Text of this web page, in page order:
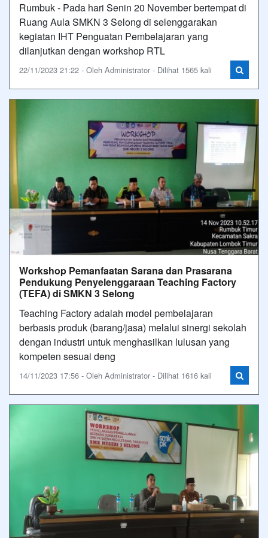
Rumbuk - Pada hari Senin 20 November bertempat di
Ruang Aula SMKN 3 Selong di selenggarakan
kegiatan IHT Penguatan Pembelajaran yang
dilanjutkan dengan workshop RTL
22/11/2023 21:22 - Oleh Administrator - Dilihat 1565 kali
Workshop Pemanfaatan Sarana dan Prasarana
Pendukung Penyelenggaraan Teaching Factory
(TEFA) di SMKN 3 Selong
Teaching Factory adalah model pembelajaran
berbasis produk (barang/jasa) melalui sinergi sekolah
dengan industri untuk menghasilkan lulusan yang
kompeten sesuai deng
14/11/2023 17:56 - Oleh Administrator - Dilihat 1616 kali